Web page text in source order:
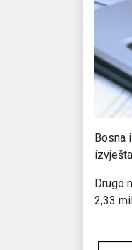
Bosna
Drugo
2,33